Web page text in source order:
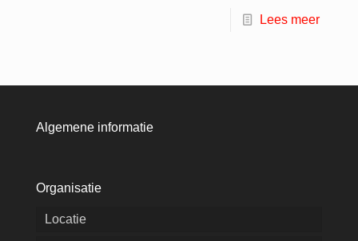
Lees meer
Algemene informatie
Organisatie
Locatie